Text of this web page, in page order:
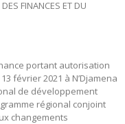
FINANCES ET DU
portant autorisation
février 2021 à N’Djamena
de développement
régional conjoint
changements